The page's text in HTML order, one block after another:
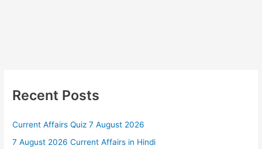
Recent Posts
Current Affairs Quiz 7 August 2026
7 August 2026 Current Affairs in Hindi